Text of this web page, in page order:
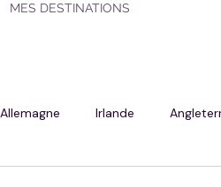
MES DESTINATIONS
Allemagne Irlande